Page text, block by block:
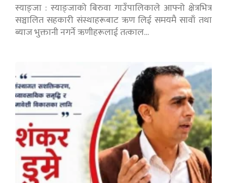
स्याङ्जा : स्याङ्जाको बिरुवा गाउँपालिकाले आफ्नो क्षेत्रभित्र
सञ्चालित सहकारी संस्थाहरूबाट ऋण लिई समयमै सावाँ तथा
ब्याज भुक्तानी नगर्ने ऋणीहरूलाई तत्काल…